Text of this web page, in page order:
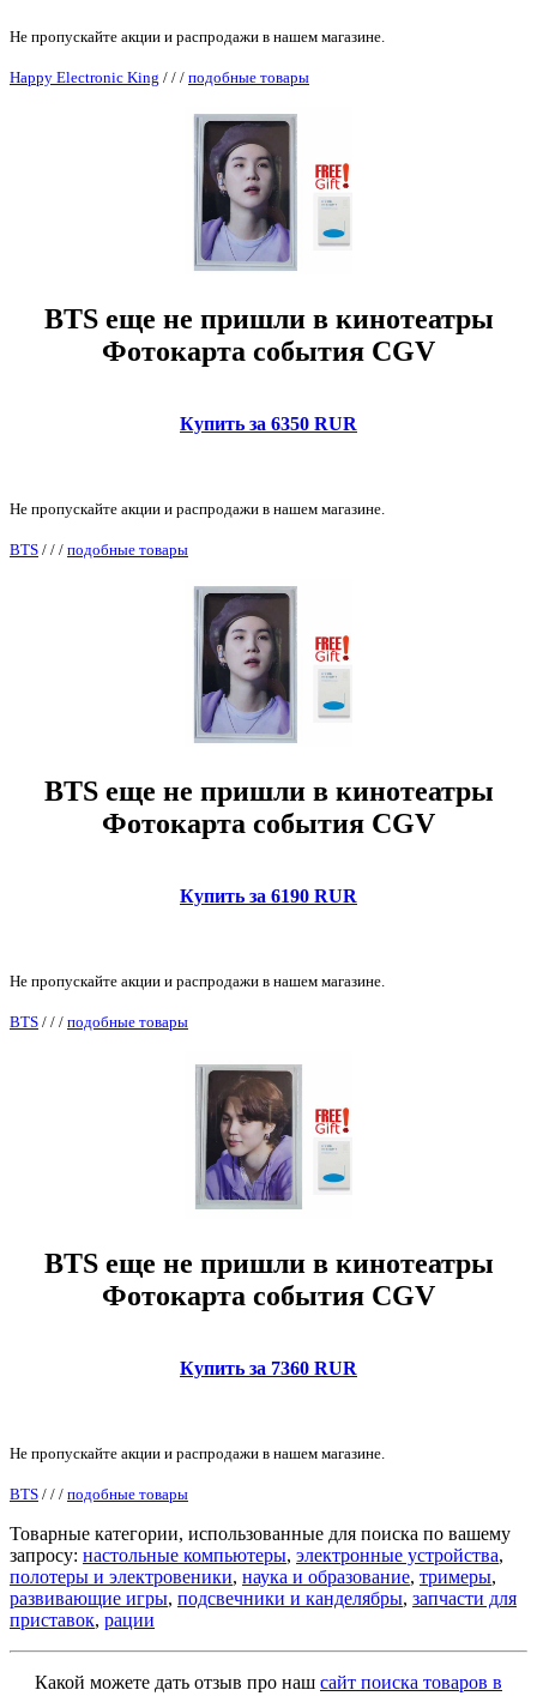
Не пропускайте акции и распродажи в нашем магазине.
Happy Electronic King / / / подобные товары
BTS еще не пришли в кинотеатры
Фотокарта события CGV
Купить за 6350 RUR
Не пропускайте акции и распродажи в нашем магазине.
BTS / / / подобные товары
BTS еще не пришли в кинотеатры
Фотокарта события CGV
Купить за 6190 RUR
Не пропускайте акции и распродажи в нашем магазине.
BTS / / / подобные товары
BTS еще не пришли в кинотеатры
Фотокарта события CGV
Купить за 7360 RUR
Не пропускайте акции и распродажи в нашем магазине.
BTS / / / подобные товары
Товарные категории, использованные для поиска по вашему
запросу: настольные компьютеры, электронные устройства,
полотеры и электровеники, наука и образование, тримеры,
развивающие игры, подсвечники и канделябры, запчасти для
приставок, рации
Какой можете дать отзыв про наш сайт поиска товаров в